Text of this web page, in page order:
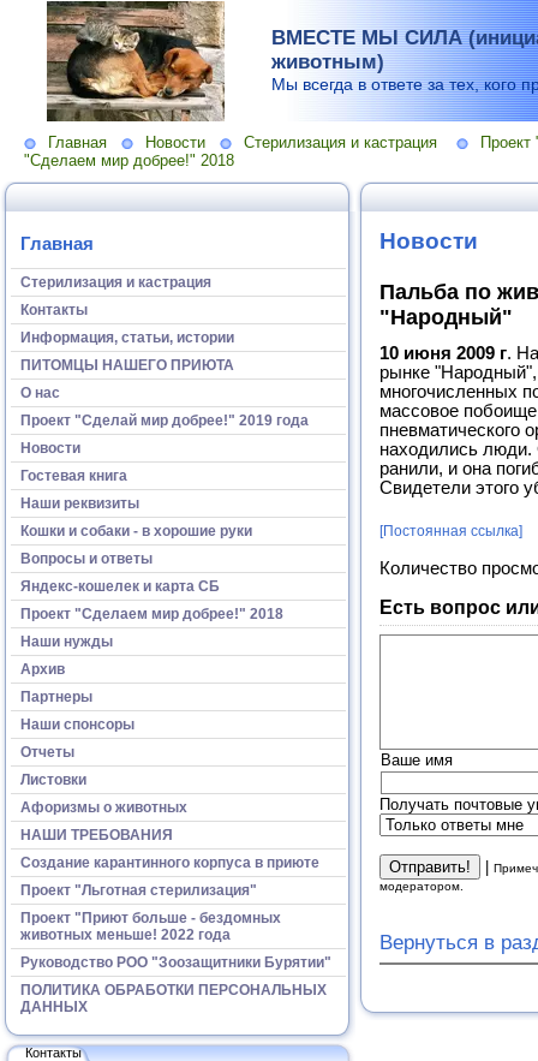
ВМЕСТЕ МЫ СИЛА
животным)
Мы всегда в ответе за тех, кого
Главная Новости Стерилизация и кастрация
"Сделаем мир добрее!" 2018
Главная
Стерилизация и кастрация
Контакты
Информация, статьи, истории
ПИТОМЦЫ НАШЕГО ПРИЮТА
О нас
Проект "Сделай мир добрее!" 2019 года
Новости
Гостевая книга
Наши реквизиты
Кошки и собаки - в хорошие руки
Вопросы и ответы
Яндекс-кошелек и карта СБ
Проект "Сделаем мир добрее!" 2018
Наши нужды
Архив
Партнеры
Наши спонсоры
Отчеты
Листовки
Афоризмы о животных
НАШИ ТРЕБОВАНИЯ
Создание карантинного корпуса в приюте
Проект "Льготная стерилизация"
Проект "Приют больше - бездомных
животных меньше! 2022 года
Руководство РОО "Зоозащитники Бурятии"
ПОЛИТИКА ОБРАБОТКИ ПЕРСОНАЛЬНЫХ
ДАННЫХ
Контакты
Новости
Пальба по
"Народный"
10 июня 2009 г.
рынке "Народный",
многочисленных
массовое
пневматического
находились
ранили, и она
Свидетели этого
[Постоянная ссылка]
Количество
Есть вопрос
Ваше имя
Получать почтовые
модератором.
Вернуться в